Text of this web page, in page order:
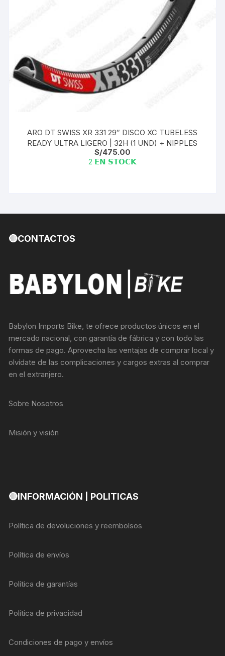
ARO DT SWISS XR 331 29″ DISCO XC TUBELESS
READY ULTRA LIGERO | 32H (1 UND) + NIPPLES
S/475.00
2 𝗘𝗡 𝗦𝗧𝗢𝗖𝗞
🔴CONTACTOS
Babylon Imports Bike, te ofrece productos únicos en el
mercado nacional, con garantía de fábrica y con todo las
formas de pago. Aprovecha las ventajas de comprar local y
olvídate de las complicaciones y cargos extras al comprar
en el extranjero.
Sobre Nosotros
Misión y visión
🔴INFORMACIÓN | POLITICAS
Política de devoluciones y reembolsos
Política de envíos
Política de garantías
Política de privacidad
Condiciones de pago y envíos